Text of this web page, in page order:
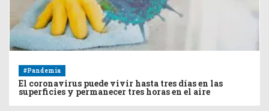
#Pandemia
El coronavirus puede vivir hasta tres días en las
superficies y permanecer tres horas en el aire